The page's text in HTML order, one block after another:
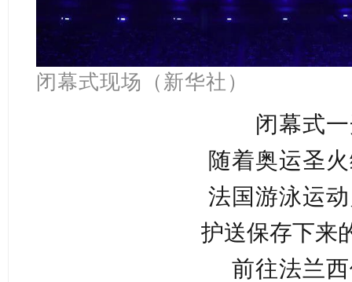
闭幕式现场（新华社）
闭幕式
随着奥运圣
法国游泳运
护送保存下来
前往法兰